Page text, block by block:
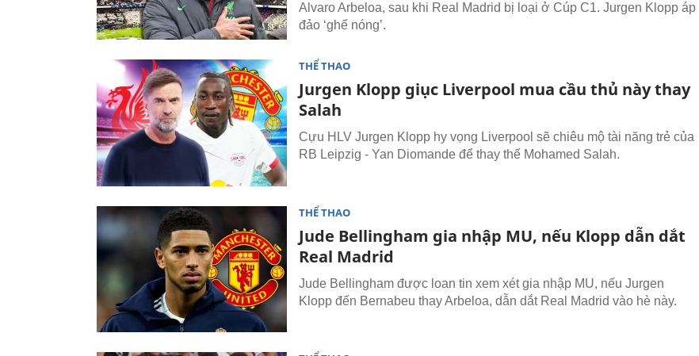
Alvaro Arbeloa, sau khi Real Madrid bị loại ở Cúp C1. Jurgen Klopp áp
đảo ‘ghế nóng’.
THỂ THAO
Jurgen Klopp giục Liverpool mua cầu thủ này thay
Salah
Cựu HLV Jurgen Klopp hy vọng Liverpool sẽ chiêu mộ tài năng trẻ của
RB Leipzig - Yan Diomande để thay thế Mohamed Salah.
THỂ THAO
Jude Bellingham gia nhập MU, nếu Klopp dẫn dắt
Real Madrid
Jude Bellingham được loan tin xem xét gia nhập MU, nếu Jurgen
Klopp đến Bernabeu thay Arbeloa, dẫn dắt Real Madrid vào hè này.